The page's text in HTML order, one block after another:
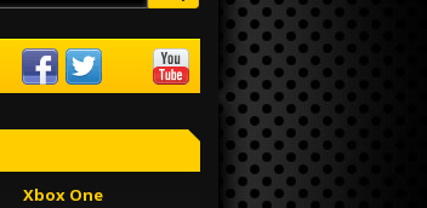
Xbox One